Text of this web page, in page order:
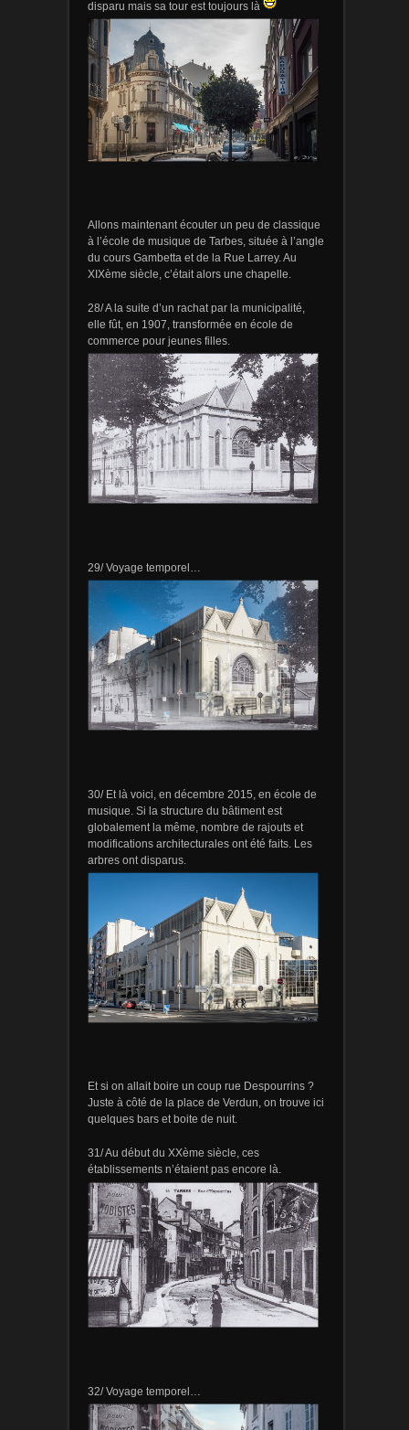
disparu mais sa tour est toujours là
Allons maintenant écouter un peu de classique
à l’école de musique de Tarbes, située à l’angle
du cours Gambetta et de la Rue Larrey. Au
XIXème siècle, c’était alors une chapelle.
28/ A la suite d’un rachat par la municipalité,
elle fût, en 1907, transformée en école de
commerce pour jeunes filles.
29/ Voyage temporel…
30/ Et là voici, en décembre 2015, en école de
musique. Si la structure du bâtiment est
globalement la même, nombre de rajouts et
modifications architecturales ont été faits. Les
arbres ont disparus.
Et si on allait boire un coup rue Despourrins ?
Juste à côté de la place de Verdun, on trouve ici
quelques bars et boite de nuit.
31/ Au début du XXème siècle, ces
établissements n’étaient pas encore là.
32/ Voyage temporel…